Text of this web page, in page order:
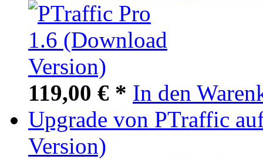
119,00 € * In den
Upgrade von PTraffic
Version)